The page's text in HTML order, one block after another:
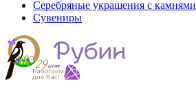
Серебряные украшения с камнями
Сувениры